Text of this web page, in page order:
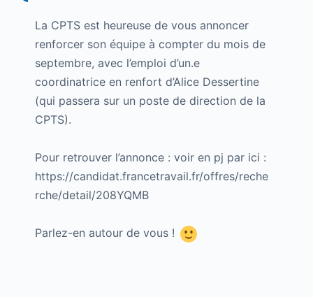
La CPTS est heureuse de vous annoncer
renforcer son équipe à compter du mois de
septembre, avec l’emploi d’un.e
coordinatrice en renfort d’Alice Dessertine
(qui passera sur un poste de direction de la
CPTS).
Pour retrouver l’annonce : voir en pj par ici :
https://candidat.francetravail.fr/offres/reche
rche/detail/208YQMB
Parlez-en autour de vous !